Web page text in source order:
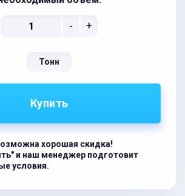
- +
Тонн
Купить
хорошая скидка!
и наш менеджер подготовит
условия.